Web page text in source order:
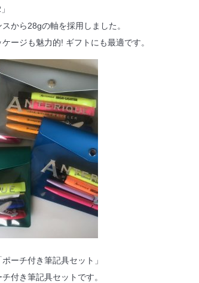
から28gの軸を採用しました。
ージも魅力的! ギフトにも最適です。
ーチ付き筆記具セット」
付き筆記具セットです。